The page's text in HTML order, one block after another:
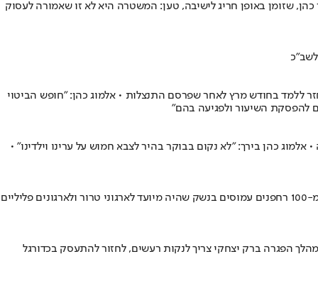
לפרסומים ביום הדלפת הסרטון • סגן השר כהן, שזומן באופן חריג לישיבה, טען: המשטרה היא לא זו שאמורה לעסוק
לשב"כ
ללמד בחודש מרץ לאחר שפרסם התנצלות • אלמוג כהן: "חופש הביטוי
להפסקת השיעור ולפגיעה בהם"
כהן בירך: "לא נקום בבוקר בהיר לצבא חמוש על ערינו וילדינו" •
138 חציות רחפנים התבצעו בתוך 24 שעות גבול ישראל- מצרים, כך כפי שמסר ח"כ אלמוג כהן בישיבת ממשלה • זאת לאחר שבספטמבר דווח על יותר מ-100 רחפנים עמוסים בנשק שהיה מיועד לארגוני טרור ולארגונים פליליים
הפגרה ברק יצחקי צריך לנקות רעשים, לחזור להתעסק בכדורגל